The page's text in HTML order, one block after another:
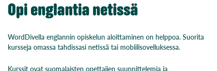
Opi englantia netissä
WordDivella englannin opiskelun aloittaminen on helppoa. Suorita
kursseja omassa tahdissasi netissä tai mobiilisovelluksessa.
Kurssit ovat suomalaisten opettajien suunnittelemia ja